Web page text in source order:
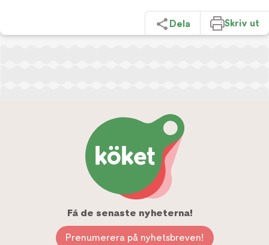
Dela Skriv ut
Få de senaste nyheterna!
Prenumerera på nyhetsbreven!